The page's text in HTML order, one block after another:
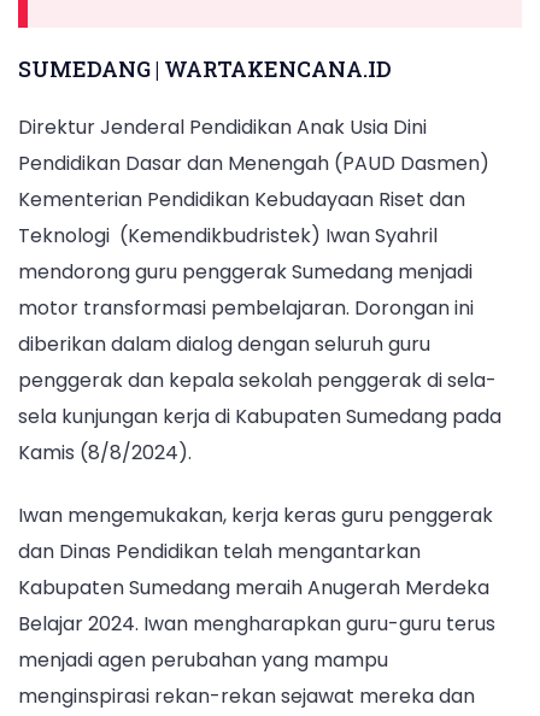
(DOK.
BBPMP
SUMEDANG | WARTAKENCANA.ID
Direktur Jenderal Pendidikan Anak Usia Dini
Pendidikan Dasar dan Menengah (PAUD Dasmen)
Kementerian Pendidikan Kebudayaan Riset dan
Teknologi (Kemendikbudristek) Iwan Syahril
mendorong guru penggerak Sumedang menjadi
motor transformasi pembelajaran. Dorongan ini
diberikan dalam dialog dengan seluruh guru
penggerak dan kepala sekolah penggerak di sela-
sela kunjungan kerja di Kabupaten Sumedang pada
Kamis (8/8/2024).
Iwan mengemukakan, kerja keras guru penggerak
dan Dinas Pendidikan telah mengantarkan
Kabupaten Sumedang meraih Anugerah Merdeka
Belajar 2024. Iwan mengharapkan guru-guru terus
menjadi agen perubahan yang mampu
menginspirasi rekan-rekan sejawat mereka dan